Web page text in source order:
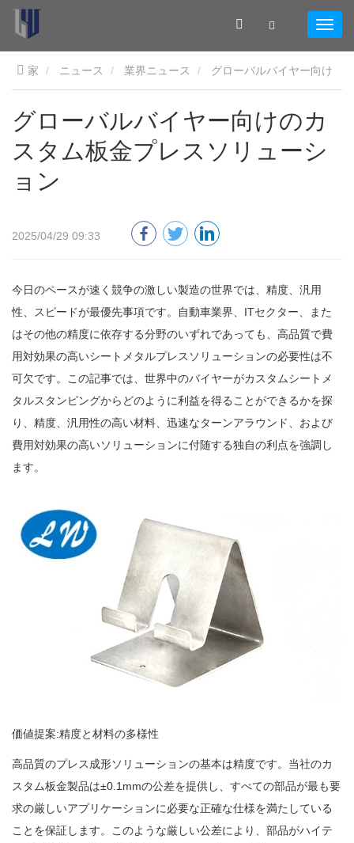
家 ニュース 業界ニュース
のカスタム板金プレスソリューション
グローバルバイヤー向けのカ
スタム板金プレスソリューシ
ョン
2025/04/29 09:33
今日のペースが速く競争の激しい製造の世界では、精度、汎用
性、スピードが最優先事項です。自動車業界、ITセクター、また
はその他の精度に依存する分野のいずれであっても、高品質で費
用対効果の高いシートメタルプレスソリューションの必要性は不
可欠です。この記事では、世界中のバイヤーがカスタムシートメ
タルスタンピングからどのように利益を得ることができるかを探
り、精度、汎用性の高い材料、迅速なターンアラウンド、および
費用対効果の高いソリューションに付随する独自の利点を強調し
ます。
価値提案:精度と材料の多様性
高品質のプレス成形ソリューションの基本は精度です。当社のカ
スタム板金製品は±0.1mmの公差を提供し、すべての部品が最も要
求の厳しいアプリケーションに必要な正確な仕様を満たしている
ことを保証します。このような厳しい公差により、部品がハイテ